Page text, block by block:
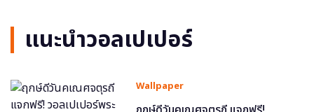
แนะนำวอลเปเปอร์
Wallpaper